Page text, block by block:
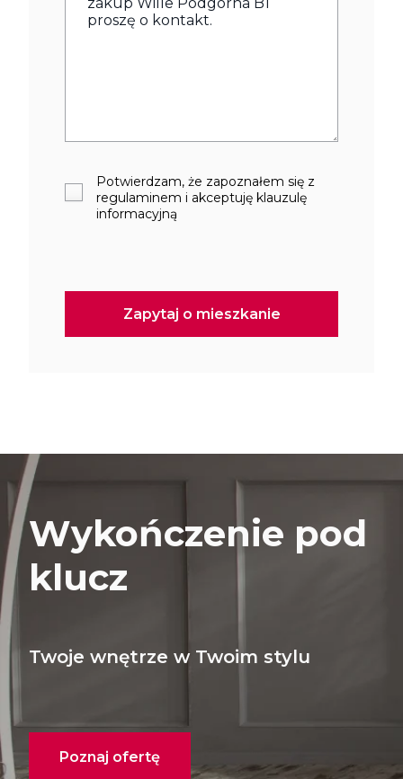
Potwierdzam, że zapoznałem się z
regulaminem i akceptuję klauzulę
informacyjną
Wykończenie pod
klucz
Twoje wnętrze w Twoim stylu
Poznaj ofertę